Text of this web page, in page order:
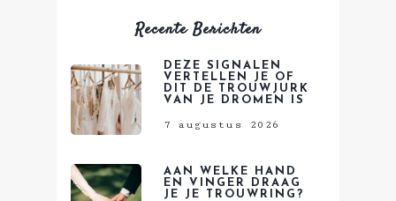
Recente Berichten
DEZE SIGNALEN
VERTELLEN JE OF
DIT DE TROUWJURK
VAN JE DROMEN IS
7 augustus 2026
AAN WELKE HAND
EN VINGER DRAAG
JE JE TROUWRING?